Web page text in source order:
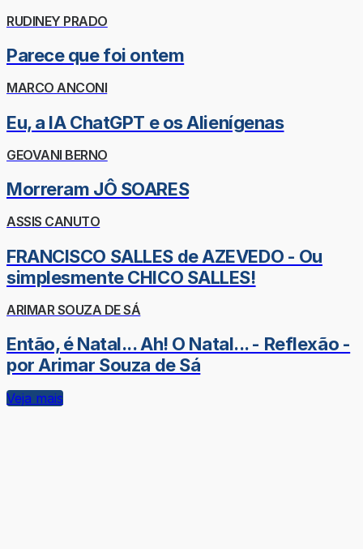
RUDINEY PRADO
Parece que foi ontem
MARCO ANCONI
Eu, a IA ChatGPT e os Alienígenas
GEOVANI BERNO
Morreram JÔ SOARES
ASSIS CANUTO
FRANCISCO SALLES de AZEVEDO - Ou
simplesmente CHICO SALLES!
ARIMAR SOUZA DE SÁ
Então, é Natal... Ah! O Natal... - Reflexão -
por Arimar Souza de Sá
Veja mais